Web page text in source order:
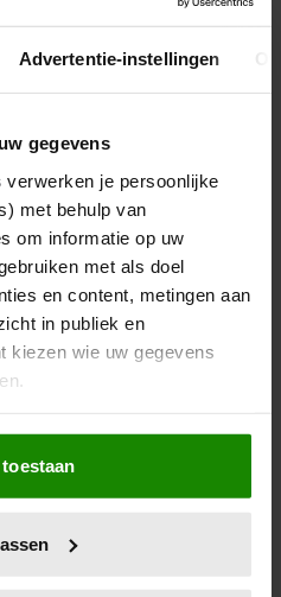
Advertentie-instellingen
gegevens
verwerken je persoonlijke
met behulp van
om informatie op uw
met als doel
en content, metingen aan
in publiek en
kiezen wie uw gegevens
ook graag:
over uw geografische
meter nauwkeurig kan zijn
(fingerprinting)
DIT JAAR